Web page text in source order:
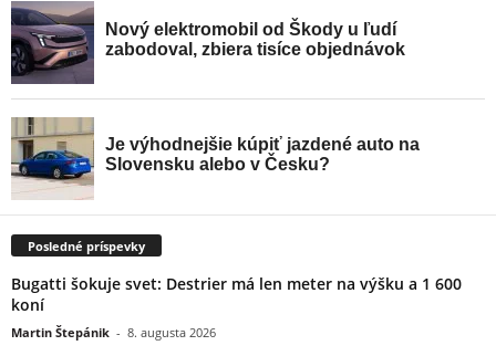
Posledné príspevky
Bugatti šokuje svet: Destrier má len meter na výšku a 1 600
koní
Martin Štepánik - 8. augusta 2026